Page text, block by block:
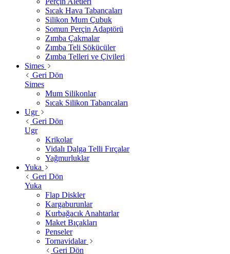
Sıcak Hava Tabancaları
Silikon Mum Çubuk
Somun Perçin Adaptörü
Zımba Çakmalar
Zımba Teli Sökücüler
Zımba Telleri ve Çivileri
Simes
Geri Dön
Simes
Mum Silikonlar
Sıcak Silikon Tabancaları
Ugr
Geri Dön
Ugr
Krikolar
Vidalı Dalga Telli Fırçalar
Yağmurluklar
Yuka
Geri Dön
Yuka
Flap Diskler
Kargaburunlar
Kurbağacık Anahtarlar
Maket Bıçakları
Penseler
Tornavidalar
Geri Dön